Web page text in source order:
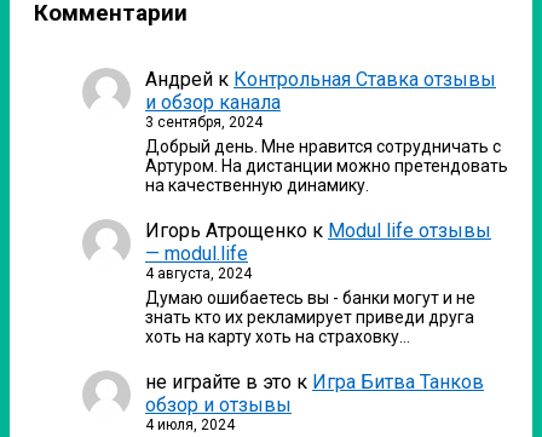
Комментарии
Андрей к Контрольная Ставка отзывы
и обзор канала
3 сентября, 2024
Добрый день. Мне нравится сотрудничать с
Артуром. На дистанции можно претендовать
на качественную динамику.
Игорь Атрощенко к Modul life отзывы
— modul.life
4 августа, 2024
Думаю ошибаетесь вы - банки могут и не
знать кто их рекламирует приведи друга
хоть на карту хоть на страховку…
не играйте в это к Игра Битва Танков
обзор и отзывы
4 июля, 2024